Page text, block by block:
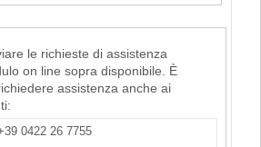
le richieste di assistenza
on line sopra disponibile. È
assistenza anche ai
0422 26 7755